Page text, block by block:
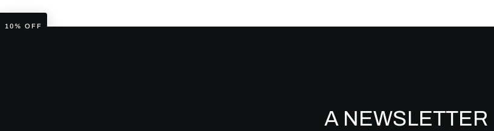
A NEWSLETTER
10% OFF